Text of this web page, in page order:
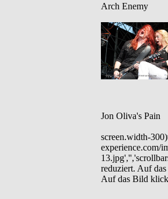
Arch Enemy
Jon Oliva's Pain
screen.width-
experience.com/
reduziert. Auf
Auf das Bild